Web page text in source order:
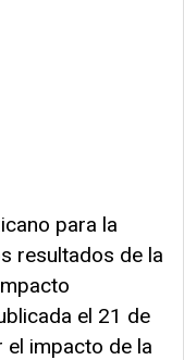
para la
resultados de la
el 21 de
el impacto de la